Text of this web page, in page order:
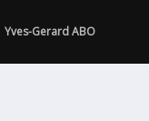
Yves-Gerard ABO